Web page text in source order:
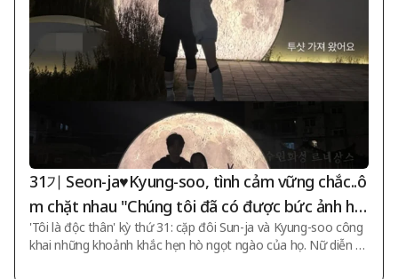
nhé", "Đẹp lắm. Tôi gần như khóc nhưng cố gắng kìm lại", "Ch
úc mừng kết hôn
31기 Seon-ja♥Kyung-soo, tình cảm vững chắc..ô
m chặt nhau "Chúng tôi đã có được bức ảnh hai
người"
'Tôi là độc thân' kỳ thứ 31: cặp đôi Sun-ja và Kyung-soo công
khai những khoảnh khắc hẹn hò ngọt ngào của họ. Nữ diễn vi